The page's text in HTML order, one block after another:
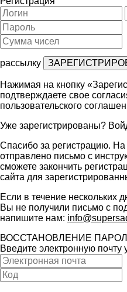
рассылку
Нажимая на кнопку
подтверждаете свое
пользовательского
Уже зарегистрированы?
Спасибо за регистрацию.
отправлено письмо с
сможете закончить
сайта для
Если в течение нескольких
Вы не получили письмо с
напишите нам:
ВОССТАНОВЛЕНИЕ
Введите электронную почту